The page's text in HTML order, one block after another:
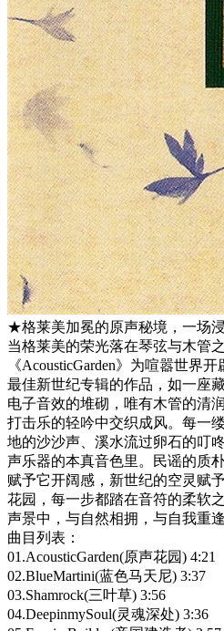
★格莱美加冕的原声秘境，一场
当格莱美的荣光落在琴弦与木管
《AcousticGarden》为喧嚣世界
最佳新世纪专辑的作品，如一
电子音效的堆砌，唯有木管的清
打击乐的轻吟中交织成风。每一
地的沙沙声、溪水流过卵石的叮
声乐器的本真音色里。民谣的质
赋予它开阔感，新世纪的空灵赋
花园，每一步都踏在音符的柔软
声景中，与自然相拥，与自我重逢
曲目列表：
01.AcousticGarden(原声花园) 4:21
02.BlueMartini(蓝色马天尼) 3:37
03.Shamrock(三叶草) 3:56
04.DeepinmySoul(灵魂深处) 3:36